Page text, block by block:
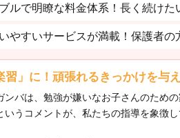
ルで明瞭な料金体系！長く続けた
やすいサービスが満載！保護者の
習」に！頑張れるきっかけを与
ンバは、勉強が嫌いなお子さんのため
いうコメントが、私たちの指導を象徴し